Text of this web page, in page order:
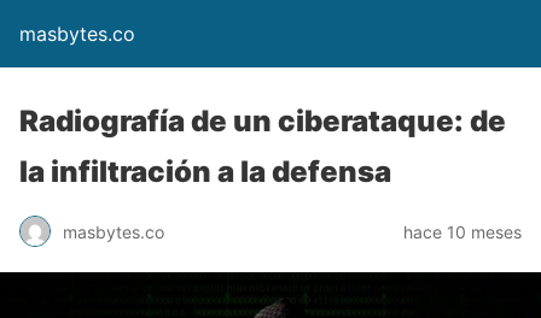
masbytes.co
Radiografía de un ciberataque: de
la infiltración a la defensa
masbytes.co hace 10 meses